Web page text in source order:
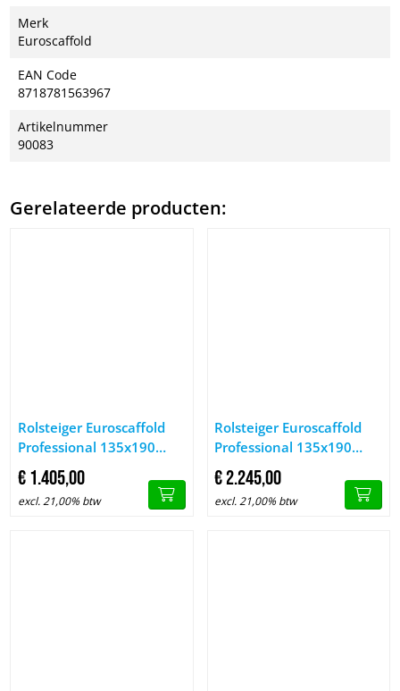
Merk
Euroscaffold
EAN Code
8718781563967
Artikelnummer
90083
Gerelateerde producten:
Afbeelding Rolsteiger Euroscaffold Professional 135x190
Rolsteiger Euroscaffold
Professional 135x190
4,2m werkhoogte tegen
de gevel
€1.405,00
excl. 21,00% btw
Afbeelding Rolsteiger
Rolsteiger Euroscaffold
Professional 135x190
7,2m werkhoogte tegen
de gevel
€2.245,00
excl. 21,00% btw